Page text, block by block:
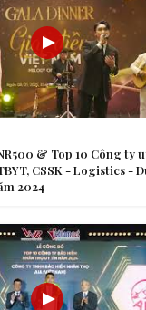
& Top 10 Công ty
CSSK - Logistics -
2024